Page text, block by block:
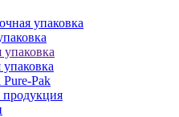
упаковка
упаковка
Pure-Pak
продукция